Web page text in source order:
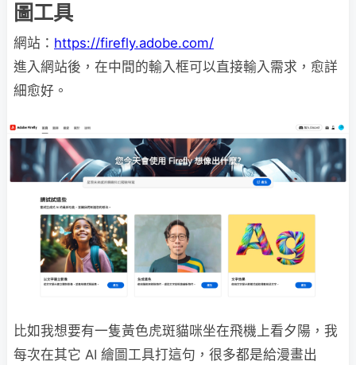
圖工具
網站： https://firefly.adobe.com/
進入網站後，在中間的輸入框可以直接輸入需求，愈詳
細愈好。
比如我想要有一隻黃色虎斑貓咪坐在飛機上看夕陽，我
每次在其它 AI 繪圖工具打這句，很多都是給漫畫出